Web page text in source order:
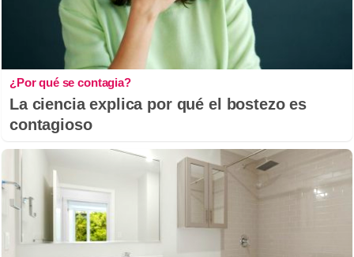
¿Por qué se contagia?
La ciencia explica por qué el bostezo es
contagioso